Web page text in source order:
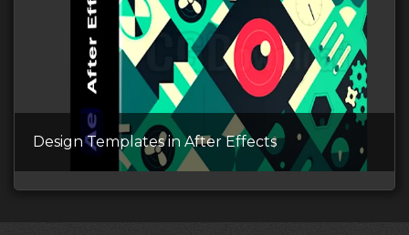
Design Templates in After Effects